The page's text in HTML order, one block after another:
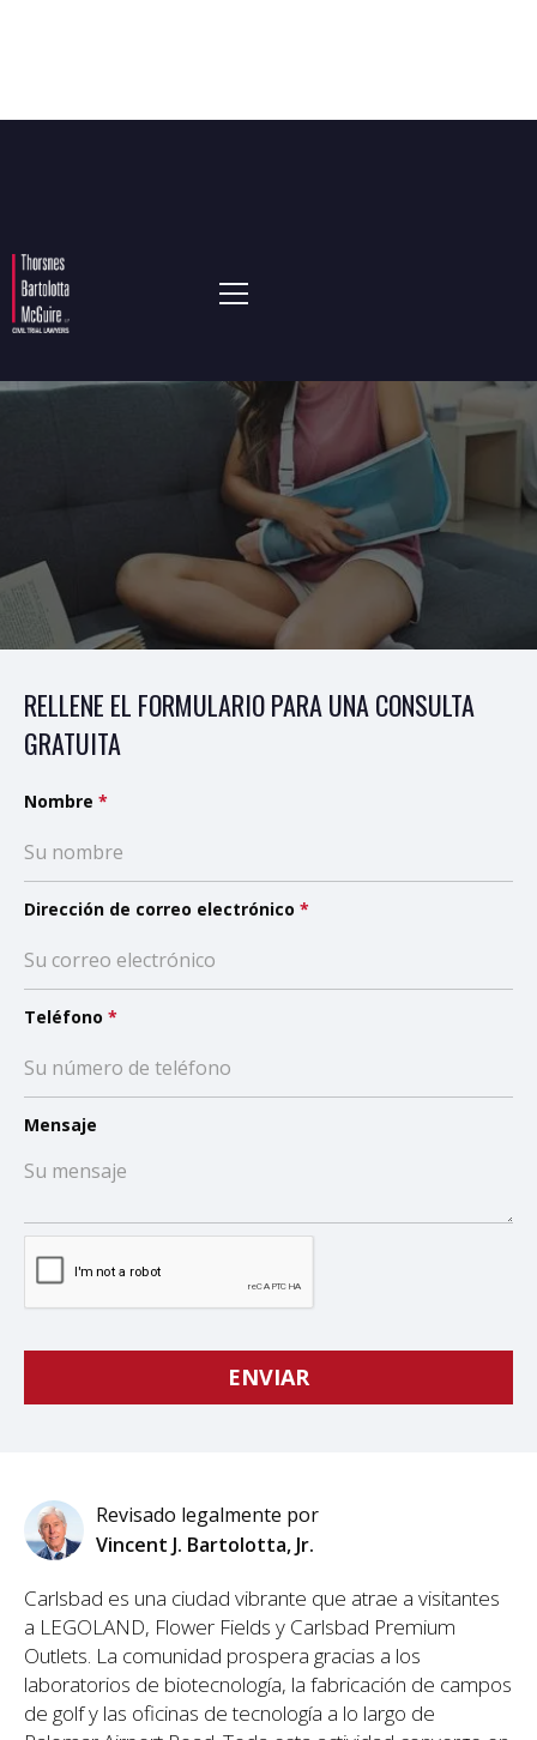
RELLENE EL FORMULARIO PARA UNA CONSULTA
GRATUITA
Nombre *
Dirección de correo electrónico *
Teléfono *
Mensaje
Revisado legalmente por
Vincent J. Bartolotta, Jr.
Carlsbad es una ciudad vibrante que atrae a visitantes
a LEGOLAND, Flower Fields y Carlsbad Premium
Outlets. La comunidad prospera gracias a los
laboratorios de biotecnología, la fabricación de campos
de golf y las oficinas de tecnología a lo largo de